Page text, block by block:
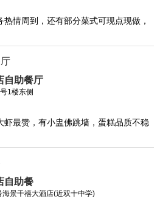
热情周到，还有部分菜式可现点现做，
自助餐厅
1楼东侧
虾最赞，有小盅佛跳墙，蛋糕品质不稳
自助餐
景千禧大酒店(近双十中学)